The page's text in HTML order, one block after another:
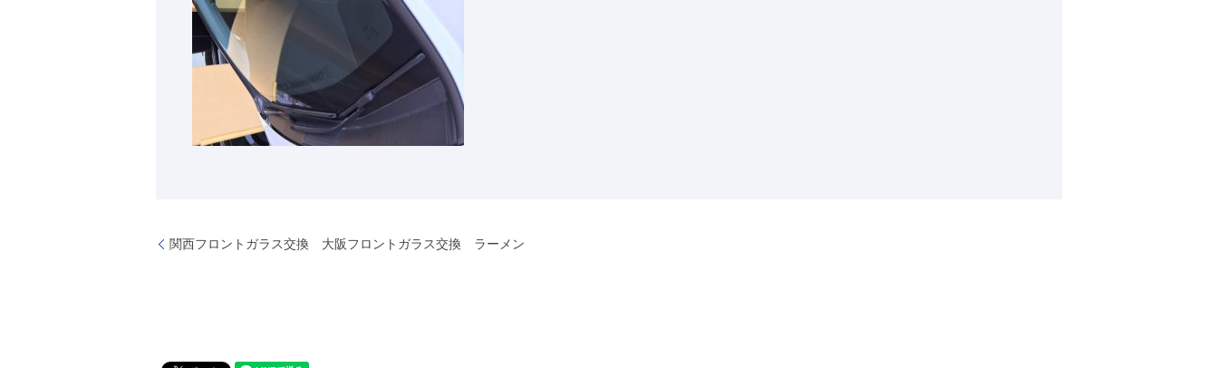
関西フロントガラス交換 大阪フロントガラス交換 ラーメン